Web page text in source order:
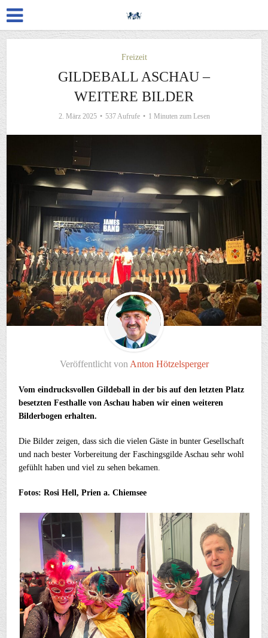
Freizeit
GILDEBALL ASCHAU –
WEITERE BILDER
2. März 2025 537 Aufrufe 1 Minuten zum Lesen
Veröffentlicht von Anton Hötzelsperger
Vom eindrucksvollen Gildeball in der bis auf den letzten Platz
besetzten Festhalle von Aschau haben wir einen weiteren
Bilderbogen erhalten.
Die Bilder zeigen, dass sich die vielen Gäste in bunter Gesellschaft
und nach bester Vorbereitung der Faschingsgilde Aschau sehr wohl
gefühlt haben und viel zu sehen bekamen.
Fotos: Rosi Hell, Prien a. Chiemsee